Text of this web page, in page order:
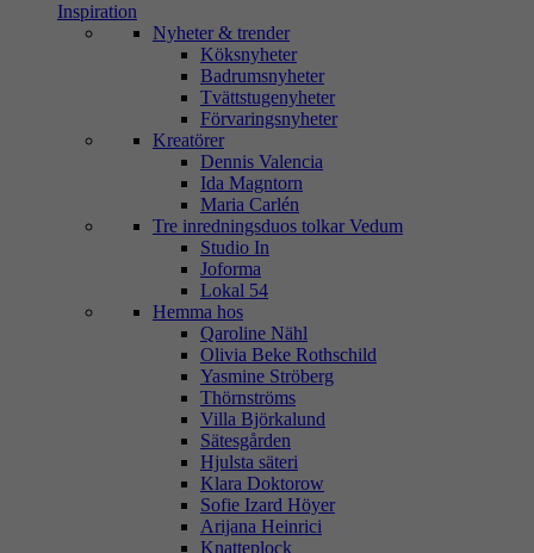
Inspiration
Nyheter & trender
Köksnyheter
Badrumsnyheter
Tvättstugenyheter
Förvaringsnyheter
Kreatörer
Dennis Valencia
Ida Magntorn
Maria Carlén
Tre inredningsduos tolkar Vedum
Studio In
Joforma
Lokal 54
Hemma hos
Qaroline Nähl
Olivia Beke Rothschild
Yasmine Ströberg
Thörnströms
Villa Björkalund
Sätesgården
Hjulsta säteri
Klara Doktorow
Sofie Izard Höyer
Arijana Heinrici
Knatteplock